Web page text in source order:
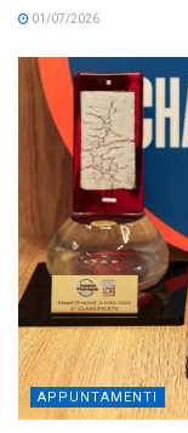
01/07/2026
APPUNTAMENTI